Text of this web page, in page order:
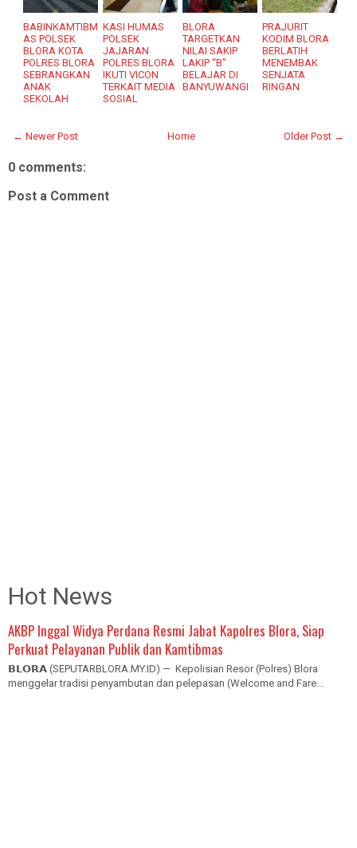
BABINKAMTIBM
AS POLSEK
BLORA KOTA
POLRES BLORA
SEBRANGKAN
ANAK
SEKOLAH
KASI HUMAS
POLSEK
JAJARAN
POLRES BLORA
IKUTI VICON
TERKAIT MEDIA
SOSIAL
BLORA
TARGETKAN
NILAI SAKIP
LAKIP “B”
BELAJAR DI
BANYUWANGI
PRAJURIT
KODIM BLORA
BERLATIH
MENEMBAK
SENJATA
RINGAN
← Newer Post Older Post →
Home
0 comments:
Post a Comment
Hot News
AKBP Inggal Widya Perdana Resmi Jabat Kapolres Blora, Siap
Perkuat Pelayanan Publik dan Kamtibmas
𝗕𝗟𝗢𝗥𝗔 (SEPUTARBLORA.MY.ID) — Kepolisian Resor (Polres) Blora
menggelar tradisi penyambutan dan pelepasan (Welcome and Fare...